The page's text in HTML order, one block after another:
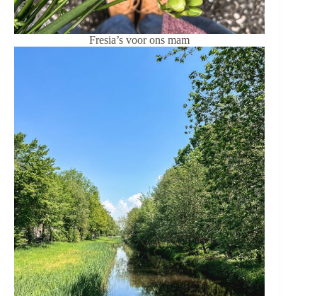
Fresia’s voor ons mam